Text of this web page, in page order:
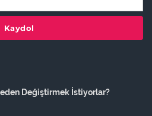
Kaydol
Değiştirmek İstiyorlar?